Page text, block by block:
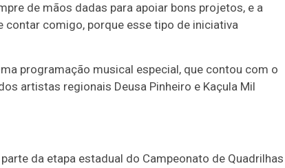
de mãos dadas para apoiar bons projetos, e a
contar comigo, porque esse tipo de iniciativa
programação musical especial, que contou com o
artistas regionais Deusa Pinheiro e Kaçula Mil
da etapa estadual do Campeonato de Quadrilhas